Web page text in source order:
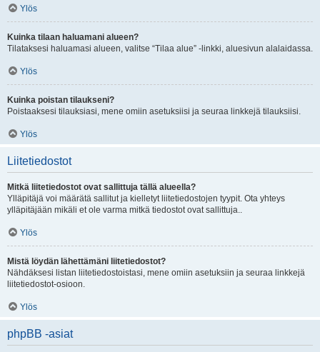
Ylös
Kuinka tilaan haluamani alueen?
Tilataksesi haluamasi alueen, valitse “Tilaa alue” -linkki, aluesivun alalaidassa.
Ylös
Kuinka poistan tilaukseni?
Poistaaksesi tilauksiasi, mene omiin asetuksiisi ja seuraa linkkejä tilauksiisi.
Ylös
Liitetiedostot
Mitkä liitetiedostot ovat sallittuja tällä alueella?
Ylläpitäjä voi määrätä sallitut ja kielletyt liitetiedostojen tyypit. Ota yhteys
ylläpitäjään mikäli et ole varma mitkä tiedostot ovat sallittuja..
Ylös
Mistä löydän lähettämäni liitetiedostot?
Nähdäksesi listan liitetiedostoistasi, mene omiin asetuksiin ja seuraa linkkejä
liitetiedostot-osioon.
Ylös
phpBB -asiat